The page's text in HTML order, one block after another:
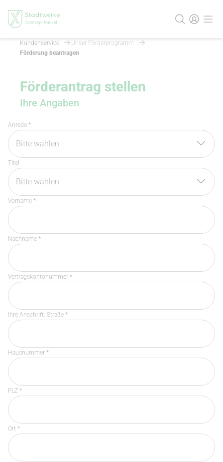
Kundenservice
Unser Förderprogramm
Förderung beantragen
Förderantrag stellen
Ihre Angaben
Anrede *
Titel
Vorname *
Nachname *
Vertragskontonummer *
Ihre Anschrift: Straße *
Hausnummer *
PLZ *
Ort *